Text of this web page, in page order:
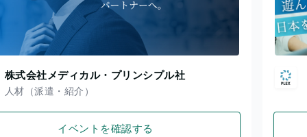
株式会社メディカル・プリンシプル社
人材（派遣・紹介）
イベントを確認する